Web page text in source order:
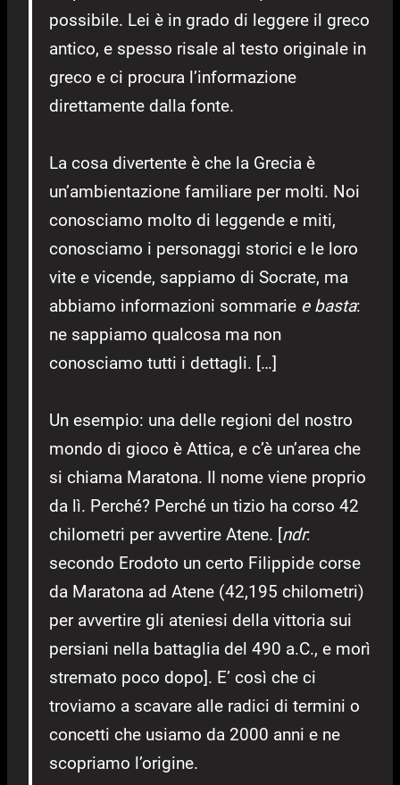
possibile. Lei è in grado di leggere il greco
antico, e spesso risale al testo originale in
greco e ci procura l’informazione
direttamente dalla fonte.
La cosa divertente è che la Grecia è
un’ambientazione familiare per molti. Noi
conosciamo molto di leggende e miti,
conosciamo i personaggi storici e le loro
vite e vicende, sappiamo di Socrate, ma
abbiamo informazioni sommarie e basta:
ne sappiamo qualcosa ma non
conosciamo tutti i dettagli. […]
Un esempio: una delle regioni del nostro
mondo di gioco è Attica, e c’è un’area che
si chiama Maratona. Il nome viene proprio
da lì. Perché? Perché un tizio ha corso 42
chilometri per avvertire Atene. [ndr:
secondo Erodoto un certo Filippide corse
da Maratona ad Atene (42,195 chilometri)
per avvertire gli ateniesi della vittoria sui
persiani nella battaglia del 490 a.C., e morì
stremato poco dopo]. E’ così che ci
troviamo a scavare alle radici di termini o
concetti che usiamo da 2000 anni e ne
scopriamo l’origine.